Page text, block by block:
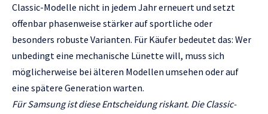
Classic-Modelle nicht in jedem Jahr erneuert und setzt
offenbar phasenweise stärker auf sportliche oder
besonders robuste Varianten. Für Käufer bedeutet das: Wer
unbedingt eine mechanische Lünette will, muss sich
möglicherweise bei älteren Modellen umsehen oder auf
eine spätere Generation warten.
Für Samsung ist diese Entscheidung riskant. Die Classic-